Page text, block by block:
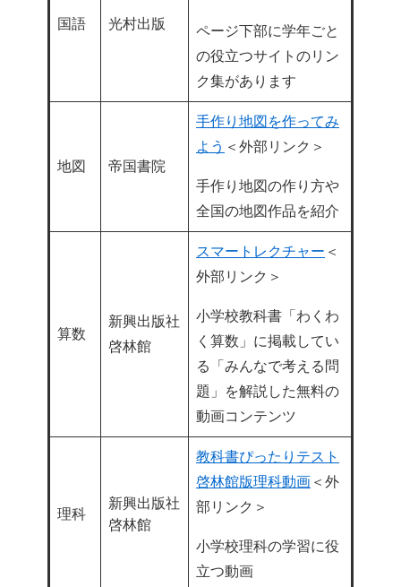
国語 光村出版
ページ下部に学年ごと
の役立つサイトのリン
ク集があります
地図 帝国書院
手作り地図を作ってみ
よう ＜外部リンク＞
手作り地図の作り方や
全国の地図作品を紹介
算数
新興出版社
啓林館
スマートレクチャー ＜
外部リンク＞
小学校教科書「わくわ
く算数」に掲載してい
る「みんなで考える問
題」を解説した無料の
動画コンテンツ
理科
新興出版社
啓林館
教科書ぴったりテスト
啓林館版理科動画 ＜外
部リンク＞
小学校理科の学習に役
立つ動画